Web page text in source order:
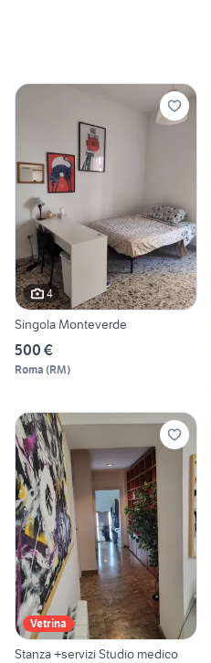
4
Singola Monteverde
500 €
Roma (RM)
Vetrina
Stanza +servizi Studio medico